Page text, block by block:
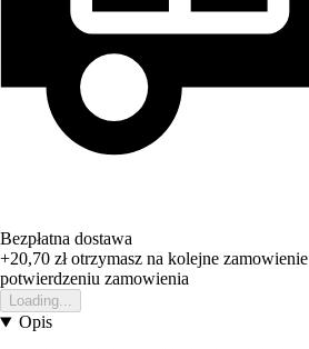
Bezpłatna dostawa
+20,70 złotrzymasz na kolejne zamowienie
potwierdzeniu zamowienia
Loading...
Opis